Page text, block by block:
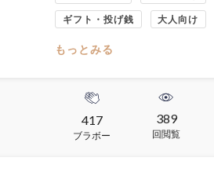
ギフト・投げ銭 大人向け
もっとみる
417
ブラボー
389
回閲覧